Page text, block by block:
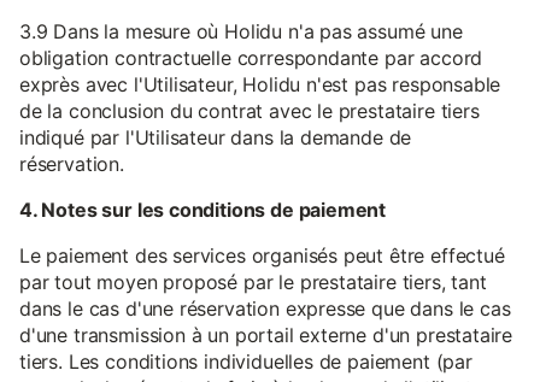
3.9 Dans la mesure où Holidu n'a pas assumé une
obligation contractuelle correspondante par accord
exprès avec l'Utilisateur, Holidu n'est pas responsable
de la conclusion du contrat avec le prestataire tiers
indiqué par l'Utilisateur dans la demande de
réservation.
4. Notes sur les conditions de paiement
Le paiement des services organisés peut être effectué
par tout moyen proposé par le prestataire tiers, tant
dans le cas d'une réservation expresse que dans le cas
d'une transmission à un portail externe d'un prestataire
tiers. Les conditions individuelles de paiement (par